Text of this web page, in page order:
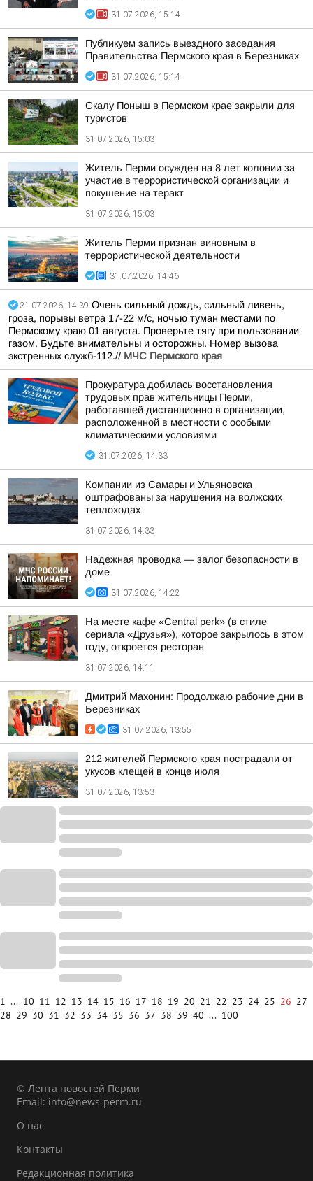
31.07.2026, 15:14
Публикуем запись выездного заседания
Правительства Пермского края в Березниках
31.07.2026, 15:14
Скалу Поныш в Пермском крае закрыли для
туристов
31.07.2026, 15:03
Житель Перми осужден на 8 лет колонии за
участие в террористической организации и
покушение на теракт
31.07.2026, 15:03
Житель Перми признан виновным в
террористической деятельности
31.07.2026, 14:46
31.07.2026, 14:39 Очень сильный дождь, сильный ливень,
гроза, порывы ветра 17-22 м/с, ночью туман местами по
Пермскому краю 01 августа. Проверьте тягу при пользовании
газом. Будьте внимательны и осторожны. Номер вызова
экстренных служб-112.// МЧС Пермского края
Прокуратура добилась восстановления
трудовых прав жительницы Перми,
работавшей дистанционно в организации,
расположенной в местности с особыми
климатическими условиями
31.07.2026, 14:33
Компании из Самары и Ульяновска
оштрафованы за нарушения на волжских
теплоходах
31.07.2026, 14:33
Надежная проводка — залог безопасности в
доме
31.07.2026, 14:22
На месте кафе «Central perk» (в стиле
сериала «Друзья»), которое закрылось в этом
году, откроется ресторан
31.07.2026, 14:11
Дмитрий Махонин: Продолжаю рабочие дни в
Березниках
31.07.2026, 13:55
212 жителей Пермского края пострадали от
укусов клещей в конце июля
31.07.2026, 13:53
1 ... 10 11 12 13 14 15 16 17 18 19 20 21 22 23 24 25 26 27
28 29 30 31 32 33 34 35 36 37 38 39 40 ... 100
© Лента новостей Перми
Email: info@news-perm.ru
О нас
Контакты
Редакционная политика